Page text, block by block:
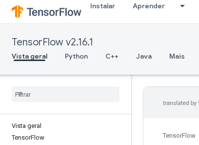
Instalar Aprender
TensorFlow v2.16.1
Vista geral Python C++ Java Mais
Vista geral
TensorFlow
TensorFlow